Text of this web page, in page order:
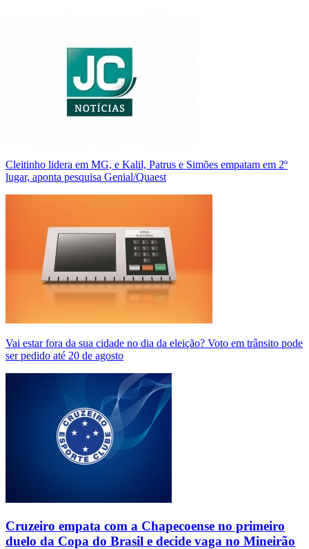
Cleitinho lidera em MG, e Kalil, Patrus e Simões empatam em 2º
lugar, aponta pesquisa Genial/Quaest
Vai estar fora da sua cidade no dia da eleição? Voto em trânsito pode
ser pedido até 20 de agosto
Cruzeiro empata com a Chapecoense no primeiro
duelo da Copa do Brasil e decide vaga no Mineirão